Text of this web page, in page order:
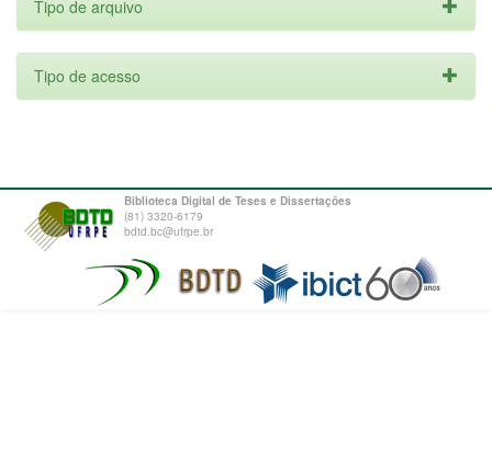
Tipo de arquivo
Tipo de acesso
Biblioteca Digital de Teses e Dissertações
(81) 3320-6179
bdtd.bc@ufrpe.br